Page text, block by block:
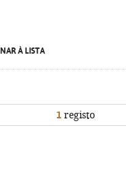
À LISTA
1 registo